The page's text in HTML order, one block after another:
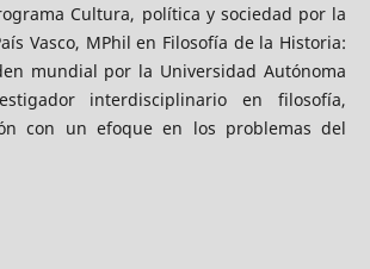
Cultura, política y sociedad por la
Vasco, MPhil en Filosofía de la Historia:
mundial por la Universidad Autónoma
interdisciplinario en filosofía,
con un efoque en los problemas del